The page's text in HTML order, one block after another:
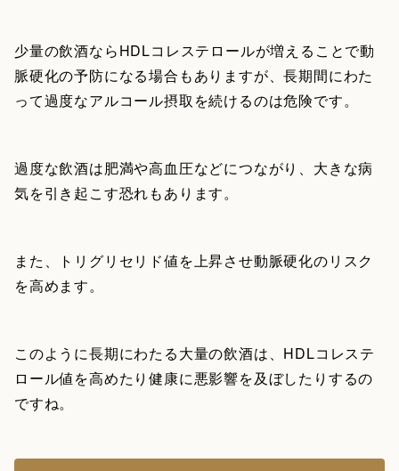
少量の飲酒ならHDLコレステロールが増えることで動
脈硬化の予防になる場合もありますが、長期間にわた
って過度なアルコール摂取を続けるのは危険です。
過度な飲酒は肥満や高血圧などにつながり、大きな病
気を引き起こす恐れもあります。
また、トリグリセリド値を上昇させ動脈硬化のリスク
を高めます。
このように長期にわたる大量の飲酒は、HDLコレステ
ロール値を高めたり健康に悪影響を及ぼしたりするの
ですね。